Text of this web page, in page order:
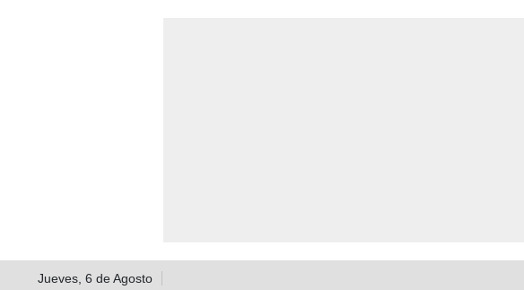
Jueves, 6 de Agosto